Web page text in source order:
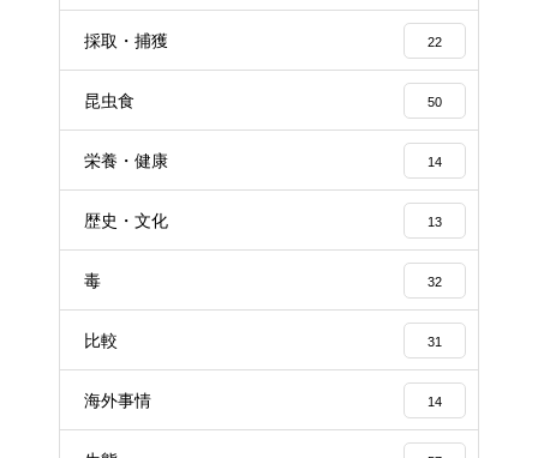
採取・捕獲 22
昆虫食 50
栄養・健康 14
歴史・文化 13
毒 32
比較 31
海外事情 14